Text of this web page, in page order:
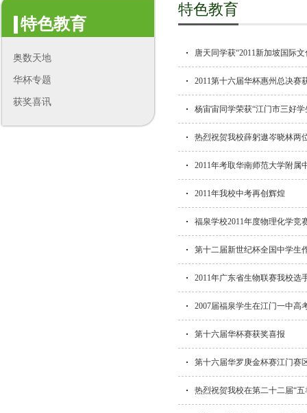
特色教育
奥数天地
华杯专题
获奖喜讯
特色教育
唐天同学获“2011新加坡国际
2011第十六届华杯惠州总决赛
杨宙宙同学荣获“江门市三好学
热烈祝贺我校薛躬遨岑晓林两
2011年考取华南师范大学附属
2011年我校中考再创辉煌
福泉学校2011年度物理化学竞
第十二届新世纪杯全国中学生
2011年广东省生物联赛我校选
2007届福泉学生在江门一中高
第十六届华杯赛获奖喜报
第十六届华罗庚金杯赛江门赛
热烈祝贺我校在第二十二届“